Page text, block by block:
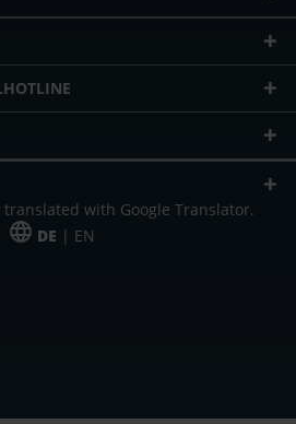
with Google Translator.
DE | EN